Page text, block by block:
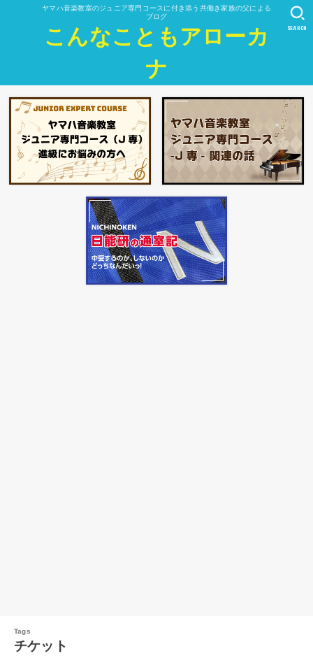
ヤマハ音楽教室のジュニア専門コースに付き添う共働き家族の父による
ブログ
こんなこともアローカ
ナ
SEARCH
チケット